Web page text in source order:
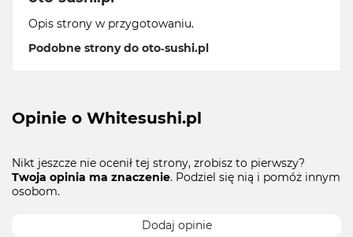
Opis strony w przygotowaniu.
Podobne strony do oto-sushi.pl
Opinie o Whitesushi.pl
Nikt jeszcze nie ocenił tej strony, zrobisz to pierwszy?
Twoja opinia ma znaczenie. Podziel się nią i pomóż innym
osobom.
Dodaj opinie